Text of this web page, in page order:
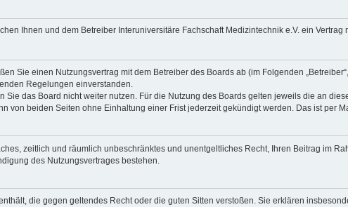
Ihnen und dem Betreiber Interuniversitäre Fachschaft Medizintechnik e.V. ein
Sie einen Nutzungsvertrag mit dem Betreiber des Boards ab (im Folgenden
Regelungen einverstanden.
das Board nicht weiter nutzen. Für die Nutzung des Boards gelten jeweils die an
von beiden Seiten ohne Einhaltung einer Frist jederzeit gekündigt werden. Das ist per
zeitlich und räumlich unbeschränktes und unentgeltliches Recht, Ihren Beitrag im
des Nutzungsvertrages bestehen.
die gegen geltendes Recht oder die guten Sitten verstoßen. Sie erklären